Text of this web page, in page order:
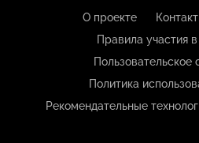
О проекте
Правила участия
Пользовательское
Политика
Рекомендательные